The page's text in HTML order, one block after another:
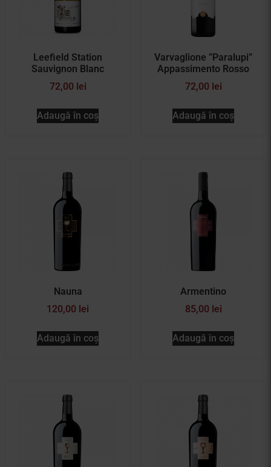
Leefield Station
Sauvignon Blanc
72,00 lei
Adaugă în coș
Varvaglione ”Paralupi”
Appassimento Rosso
72,00 lei
Adaugă în coș
Nauna
120,00 lei
Adaugă în coș
Armentino
85,00 lei
Adaugă în coș